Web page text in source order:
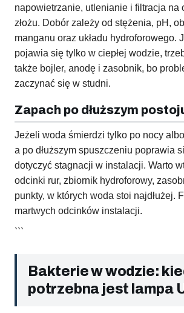
napowietrzanie, utlenianie i filtracja na
złożu. Dobór zależy od stężenia, pH,
manganu oraz układu hydroforowego.
pojawia się tylko w ciepłej wodzie,
także bojler, anodę i zasobnik, bo
zaczynać się w studni.
Zapach po dłuższym
Jeżeli woda śmierdzi tylko po nocy
a po dłuższym spuszczeniu poprawia
dotyczyć stagnacji w instalacji. Warto
odcinki rur, zbiornik hydroforowy,
punkty, w których woda stoi najdłużej.
martwych odcinków instalacji.
```
Bakterie w wodzie:
potrzebna jest lampa